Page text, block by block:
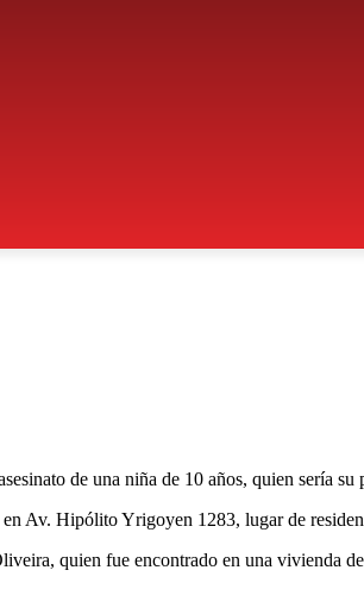
de una niña de 10 años, quien sería su
Av. Hipólito Yrigoyen 1283, lugar de
quien fue encontrado en una vivienda